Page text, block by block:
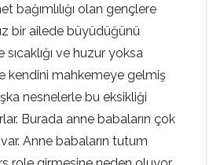
bağımlılığı olan gençlere
bir ailede büyüdüğünü
ve huzur yoksa
kendini mahkemeye gelmiş
nesnelerle bu eksikliği
Burada anne babaların çok
Anne babaların tutum